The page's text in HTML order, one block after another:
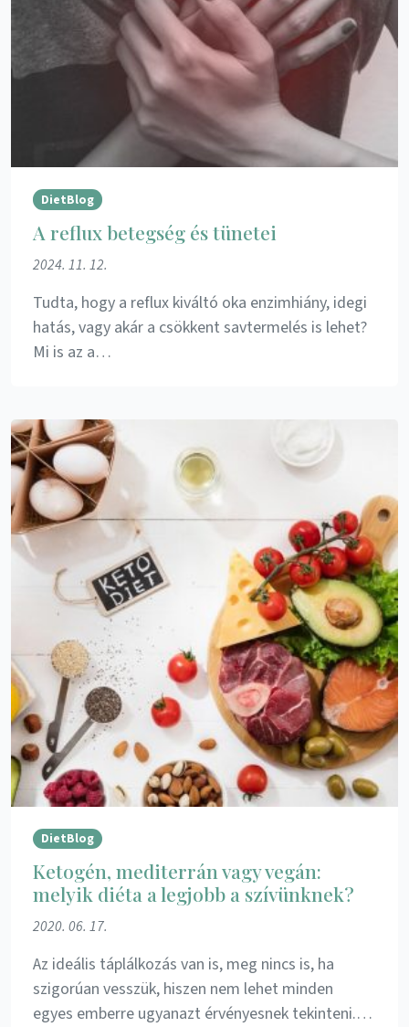
DietBlog
A reflux betegség és tünetei
2024. 11. 12.
Tudta, hogy a reflux kiváltó oka enzimhiány, idegi
hatás, vagy akár a csökkent savtermelés is lehet?
Mi is az a…
DietBlog
Ketogén, mediterrán vagy vegán:
melyik diéta a legjobb a szívünknek?
2020. 06. 17.
Az ideális táplálkozás van is, meg nincs is, ha
szigorúan vesszük, hiszen nem lehet minden
egyes emberre ugyanazt érvényesnek tekinteni.…